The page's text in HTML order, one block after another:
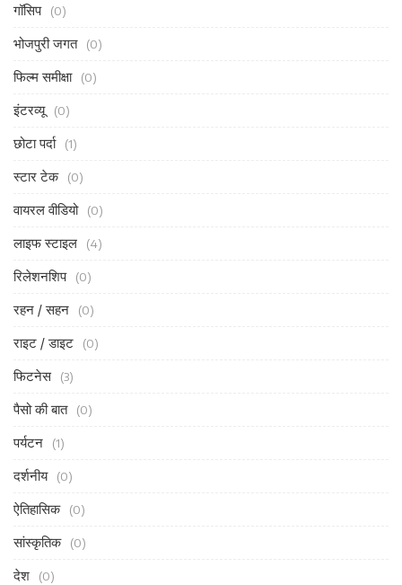
गॉसिप (0)
भोजपुरी जगत (0)
फिल्म समीक्षा (0)
इंटरव्यू (0)
छोटा पर्दा (1)
स्टार टेक (0)
वायरल वीडियो (0)
लाइफ स्टाइल (4)
रिलेशनशिप (0)
रहन / सहन (0)
राइट / डाइट (0)
फिटनेस (3)
पैसो की बात (0)
पर्यटन (1)
दर्शनीय (0)
ऐतिहासिक (0)
सांस्कृतिक (0)
देश (0)